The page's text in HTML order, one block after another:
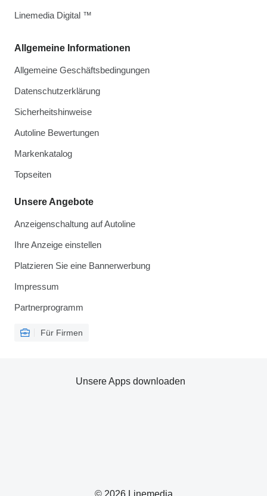
Allgemeine Informationen
Allgemeine Geschäftsbedingungen
Datenschutzerklärung
Sicherheitshinweise
Autoline Bewertungen
Markenkatalog
Topseiten
Unsere Angebote
Anzeigenschaltung auf Autoline
Ihre Anzeige einstellen
Platzieren Sie eine Bannerwerbung
Impressum
Partnerprogramm
Für Firmen
Linemedia Digital ™
© 2026 Linemedia
Unsere Apps downloaden